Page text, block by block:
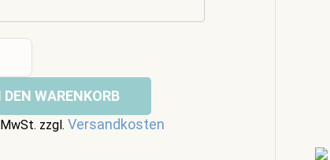
DEN WARENKORB
zzgl.Versandkosten